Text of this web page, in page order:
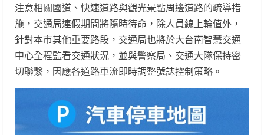
注意相關國道、快速道路與觀光景點周邊道路的疏導措
施，交通局連假期間將隨時待命，除人員線上輪值外，
針對本市其他重要路段，交通局也將於大台南智慧交通
中心全程監看交通狀況，並與警察局、交通大隊保持密
切聯繫，因應各道路車流即時調整號誌控制策略。